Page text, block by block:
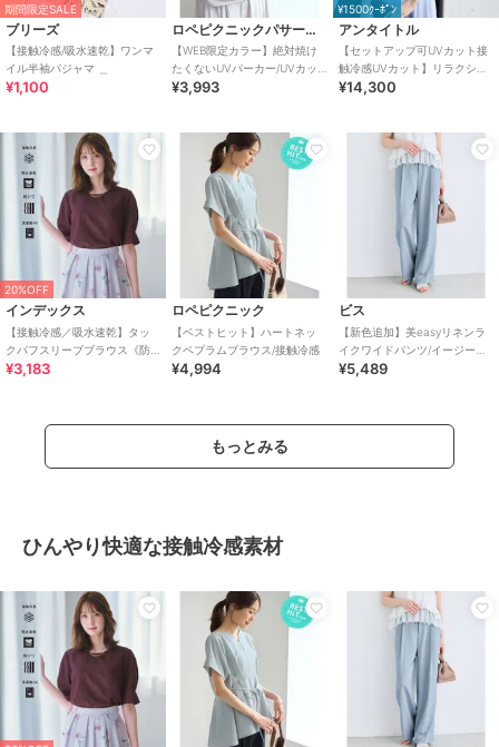
期間限定SALE
ブリーズ
【接触冷感/吸水速乾】ワンマ
¥1,100
ロペピクニックパサージュ
【WEB限定カラー】絶対焼け
たくないUVパーカー/UVカッ
ト・接触冷感
¥3,993
¥1500ｸｰﾎﾟﾝ
アンタイトル
【セットアップ可UVカット接
触冷感UVカット】リラクシー
キーVネックブラウス
¥14,300
20%OFF
インデックス
【接触冷感／吸水速乾】タッ
クパフスリーブブラウス《防
シワ／洗濯機OK／XS～3L／
¥3,183
ロペピクニック
【ベストヒット】ハートネッ
クペプラムブラウス/接触冷感
¥4,994
ビス
【新色追加】美easyリネンラ
イクワイドパンツ/イージーケ
ア・接触冷感・セットアップ
¥5,489
もっとみる
ひんやり快適な接触冷感素材